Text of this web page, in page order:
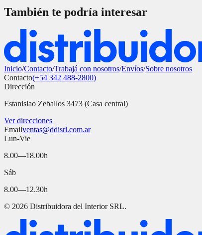
También te podría interesar
Inicio/Contacto/Trabajá con nosotros/Envíos/Sobre nosotros
Contacto(+54 342 488-2800)
Dirección
Estanislao Zeballos 3473 (Casa central)
Ver direcciones
Emailventas@ddisrl.com.ar
Lun-Vie
8.00—18.00h
Sáb
8.00—12.30h
© 2026 Distribuidora del Interior SRL.